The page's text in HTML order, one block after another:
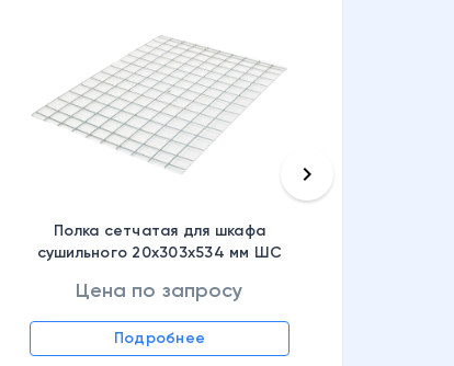
Полка сетчатая для шкафа
сушильного 20x303x534 мм ШС
Цена по запросу
Подробнее
keyboard_arrow_right